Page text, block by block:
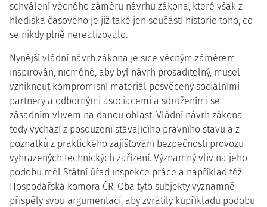
schválení věcného záměru návrhu zákona, které však z
hlediska časového je již také jen součástí historie toho, co
se nikdy plně nerealizovalo.
Nynější vládní návrh zákona je sice věcným záměrem
inspirován, nicméně, aby byl návrh prosaditelný, musel
vzniknout kompromisní materiál posvěcený sociálními
partnery a odbornými asociacemi a sdruženími se
zásadním vlivem na danou oblast. Vládní návrh zákona
tedy vychází z posouzení stávajícího právního stavu a z
poznatků z praktického zajišťování bezpečnosti provozu
vyhrazených technických zařízení. Významný vliv na jeho
podobu měl Státní úřad inspekce práce a například též
Hospodářská komora ČR. Oba tyto subjekty významně
přispěly svou argumentací, aby zvrátily kupříkladu podobu